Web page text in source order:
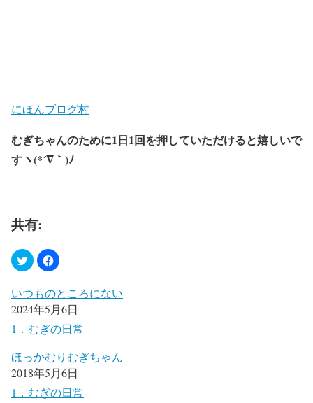
にほんブログ村
むぎちゃんのために1日1回を押していただけると嬉しいで
すヽ(*´∇｀)ﾉ
共有:
いつものところにない
2024年5月6日
1．むぎの日常
ほっかむりむぎちゃん
2018年5月6日
1．むぎの日常